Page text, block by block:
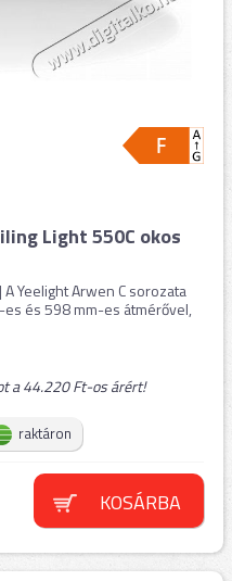
Light 550C okos
Yeelight Arwen C sorozata
és 598 mm-es átmérővel,
a 44.220 Ft-os árért!
raktáron
KOSÁRBA